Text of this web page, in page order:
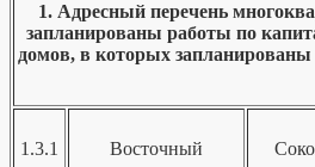
1. Адресный перечень
запланированы работы по
домов, в которых
1.3.1 Восточный